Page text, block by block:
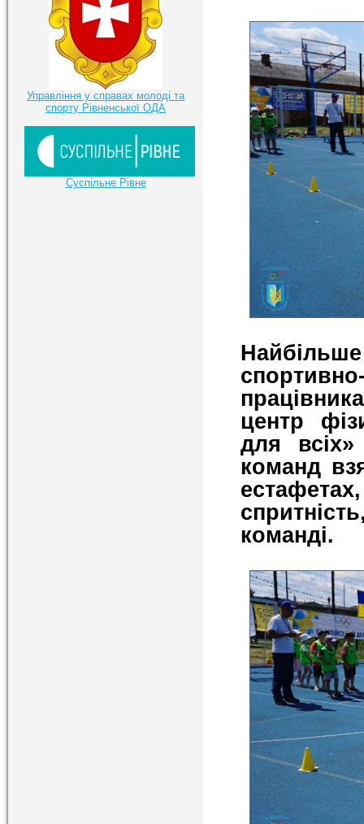
центр
для
команд
команді.
Управління у справах молоді та
спорту Рівненської ОДА
Суспільне Рівне